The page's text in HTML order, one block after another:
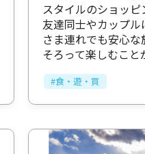
スタイルのショッ
友達同士やカップ
さま連れでも安心
そろって楽しむこと
#食・遊・買